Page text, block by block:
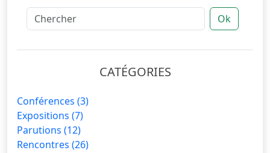
Ok
CATÉGORIES
Conférences (3)
Expositions (7)
Parutions (12)
Rencontres (26)